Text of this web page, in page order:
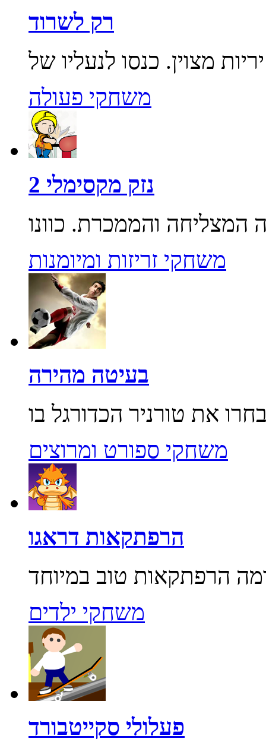
רק לשרוד
משחקי פעולה
נזק מקסימלי 2
משחקי זריזות ומיומנות
בעיטה מהירה
משחקי ספורט ומרוצים
הרפתקאות דראגו
משחקי ילדים
פעלולי סקייטבורד